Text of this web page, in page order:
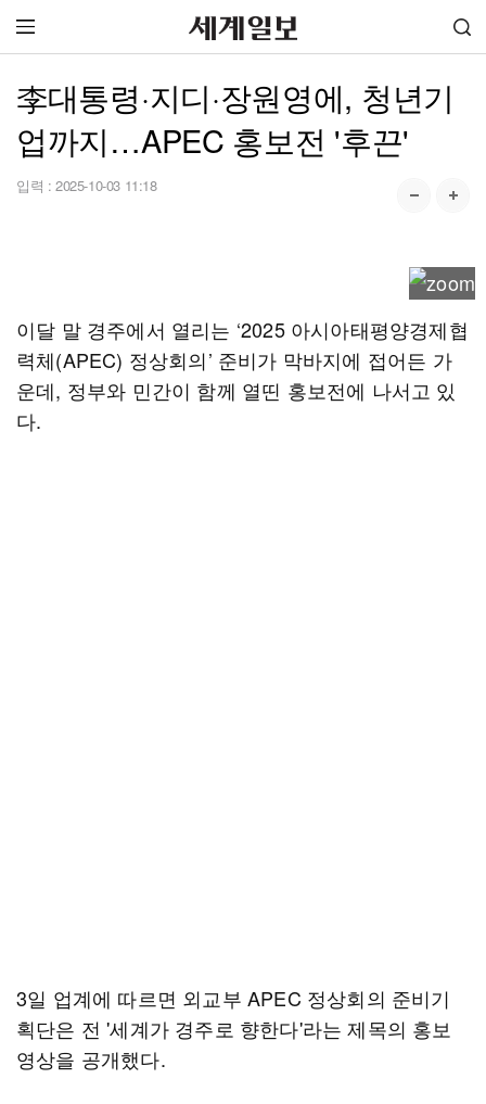
李대통령·지디·장원영에, 청년기
업까지…APEC 홍보전 '후끈'
입력 : 2025-10-03 11:18
이달 말 경주에서 열리는 ‘2025 아시아태평양경제협
력체(APEC) 정상회의’ 준비가 막바지에 접어든 가
운데, 정부와 민간이 함께 열띤 홍보전에 나서고 있
다.
3일 업계에 따르면 외교부 APEC 정상회의 준비기
획단은 전 '세계가 경주로 향한다'라는 제목의 홍보
영상을 공개했다.